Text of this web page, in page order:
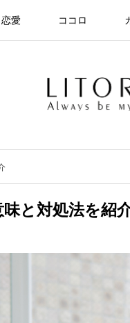
恋愛 ココロ
と対処法を紹